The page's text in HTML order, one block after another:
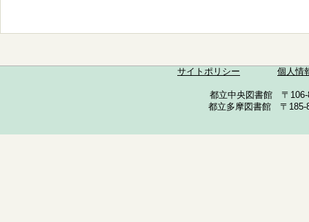
サイトポリシー 個人情
都立中央図書館 〒
都立多摩図書館 〒185-